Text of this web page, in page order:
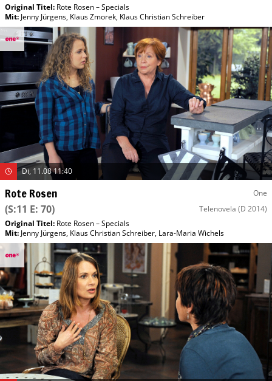
Original Titel: Rote Rosen – Specials
Mit:Jenny Jürgens, Klaus Zmorek, Klaus Christian Schreiber
Di, 11.08 11:40
Rote Rosen One
(S:11 E: 70) Telenovela (D 2014)
Original Titel: Rote Rosen – Specials
Mit: Jenny Jürgens, Klaus Christian Schreiber, Lara-Maria Wichels